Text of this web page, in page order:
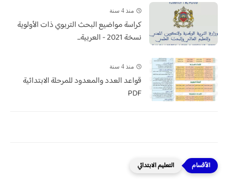
منذ 4 سنة
كراسة مواضيع البحث التربوي ذات الأولوية
نسخة 2021 - العربية...
منذ 4 سنة
قواعد العدد والمعدود للمرحلة الابتدائية
PDF
التعليم الابتدائي